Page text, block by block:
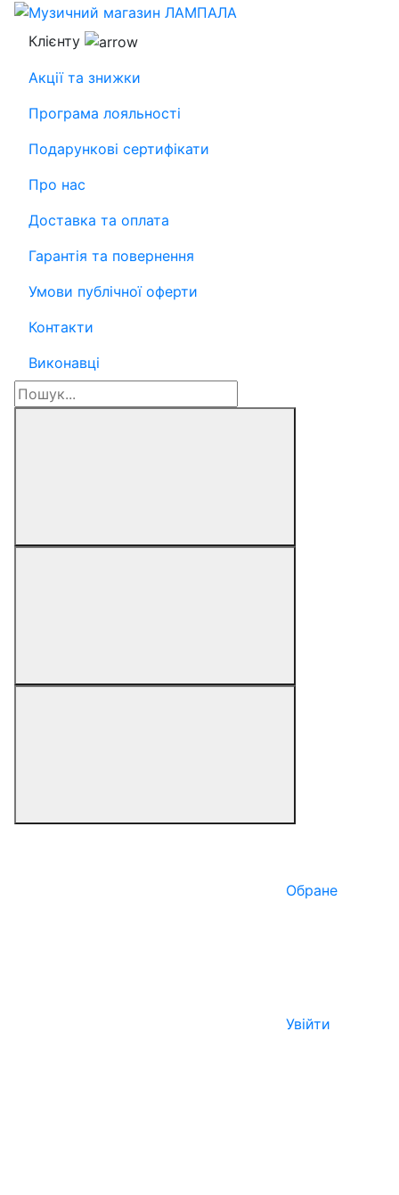
Клієнту
Акції та знижки
Програма лояльності
Подарункові сертифікати
Про нас
Доставка та оплата
Гарантія та повернення
Умови публічної оферти
Контакти
Виконавці
Обране
Увійти